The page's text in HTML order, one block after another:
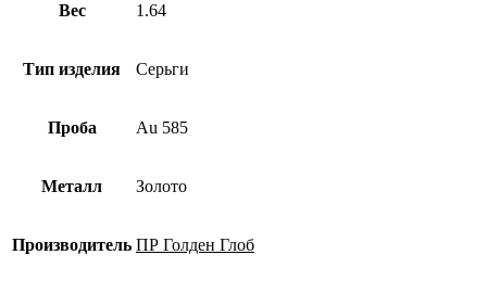
Вес 1.64
Тип изделия Серьги
Проба Au 585
Металл Золото
Производитель ПР Голден Глоб